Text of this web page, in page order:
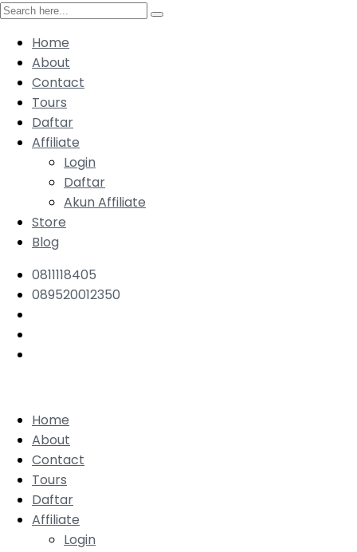
Home
About
Contact
Tours
Daftar
Affiliate
Login
Daftar
Akun Affiliate
Store
Blog
0811118405
089520012350
Home
About
Contact
Tours
Daftar
Affiliate
Login